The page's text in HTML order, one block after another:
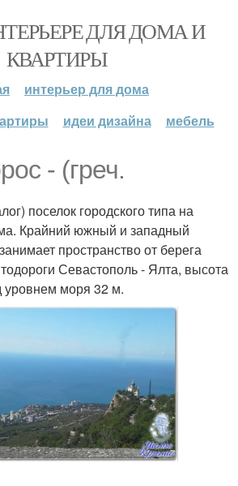
ДЛЯ ДОМА И
КВАРТИРЫ
интерьер для дома
идеи дизайна мебель
- (греч.
поселок городского типа на
Крайний южный и западный
пространство от берега
Севастополь - Ялта, высота
уровнем моря 32 м.